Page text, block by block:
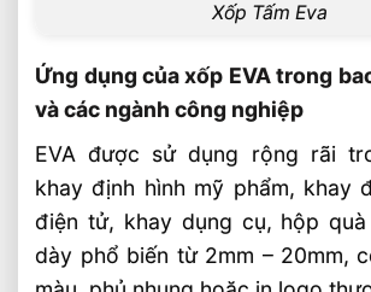
Xốp Tấm Eva
Ứng dụng của xốp EVA trong
và các ngành công nghiệp
EVA được sử dụng rộng rãi
khay định hình mỹ phẩm, khay
điện tử, khay dụng cụ, hộp
dày phổ biến từ 2mm – 20mm,